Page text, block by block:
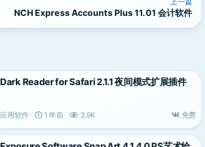
NCH Express Accounts Plus 11.01 会计软件
Dark Reader for Safari 2.1.1 夜间模式扩展插件
应用软件 1 年前 3.9K 免费